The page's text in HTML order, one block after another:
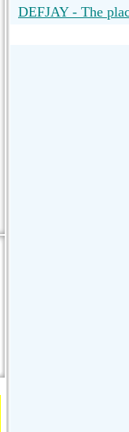
DEFJAY - The